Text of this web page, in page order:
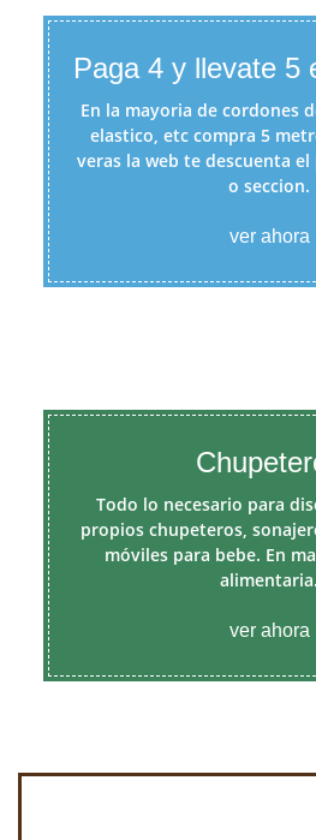
Paga 4 y llevate 5
En la mayoria de cordones
elastico, etc compra 5
veras la web te descuenta
o seccion.
ver ahora
Todo lo necesario para
propios chupeteros,
móviles para bebe. En
alimentaria.
ver ahora